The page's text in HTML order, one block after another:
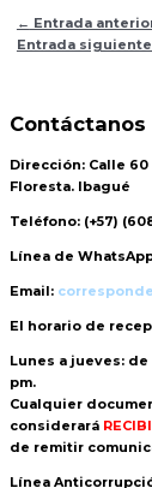
← Entrada
Entrada siguiente
Contáctanos
Dirección: Calle 60
Floresta. Ibagué
Teléfono: (+57)
Línea de
Email:
El horario de
Lunes a jueves: de
pm.
Cualquier
considerará
de remitir
Línea